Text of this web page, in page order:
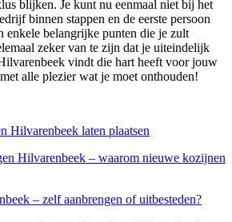
blijken. Je kunt nu eenmaal niet bij het
binnen stappen en de eerste persoon
enkele belangrijke punten die je zult
zeker van te zijn dat je uiteindelijk
vindt die hart heeft voor jouw
alle plezier wat je moet onthouden!
Hilvarenbeek laten plaatsen
Hilvarenbeek – waarom nieuwe kozijnen
– zelf aanbrengen of uitbesteden?